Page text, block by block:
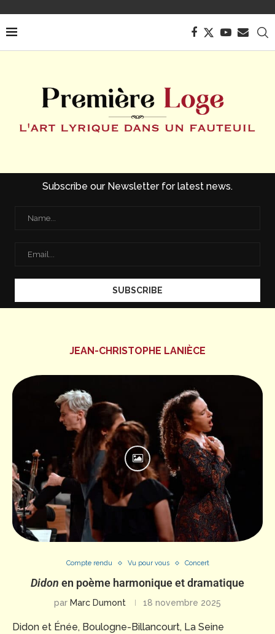
Subscribe our Newsletter for latest news.
JEAN-CHRISTOPHE LANIÈCE
Compte rendu Vu pour vous Concert
Didon en poème harmonique et dramatique
par Marc Dumont 18 novembre 2025
Didon et Énée, Boulogne-Billancourt, La Seine